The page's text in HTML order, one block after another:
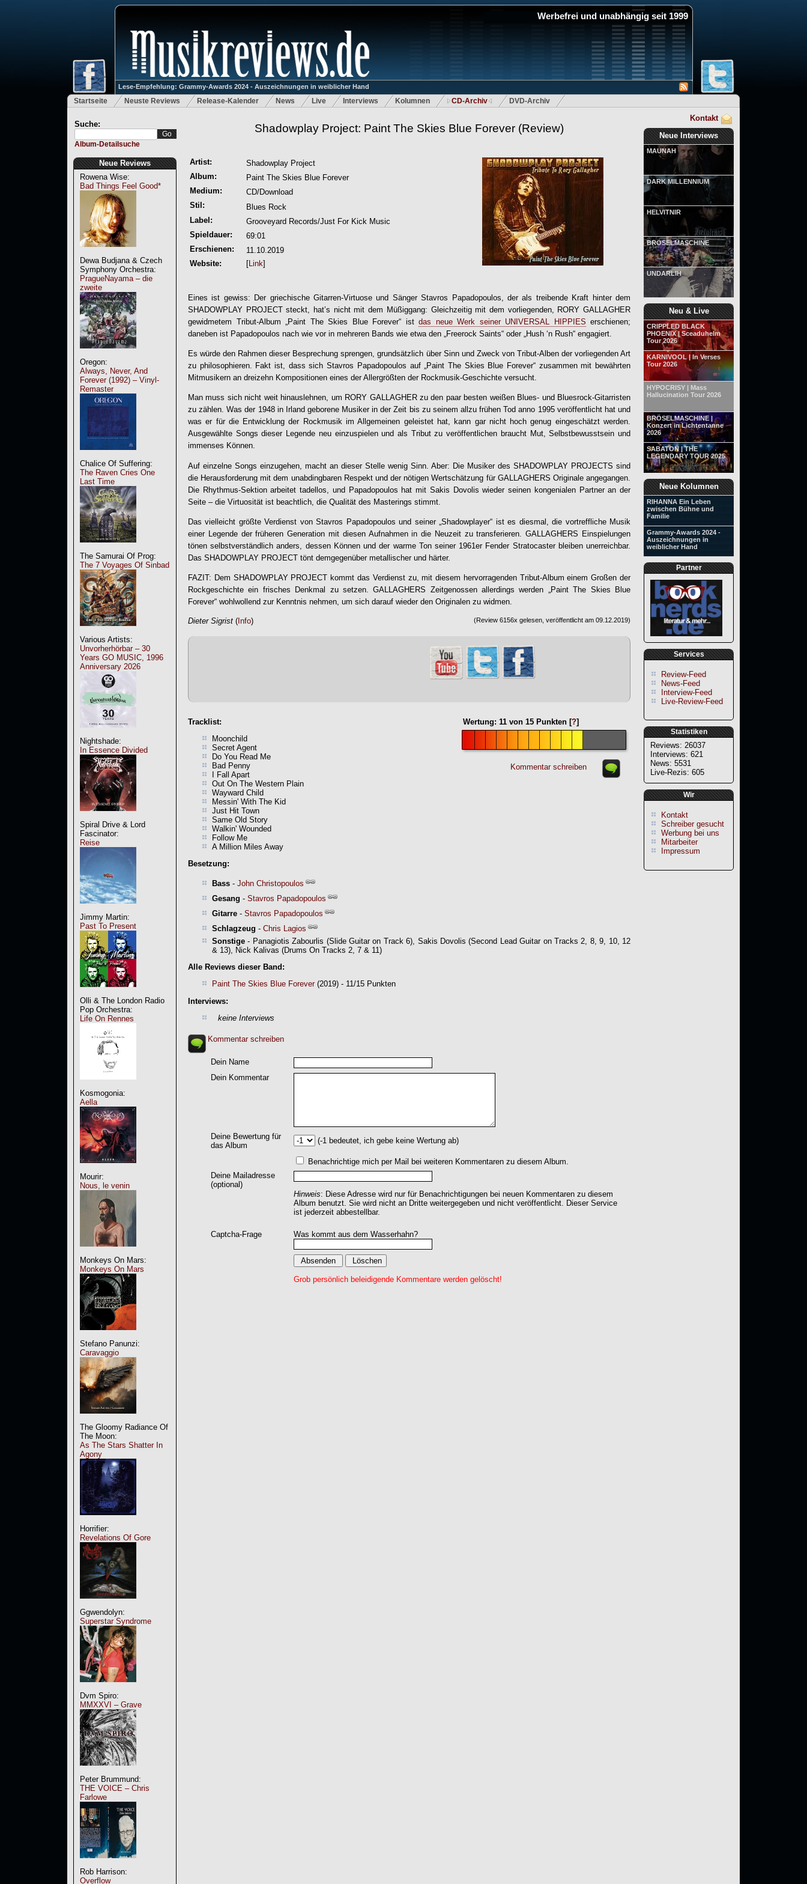
Werbefrei und unabhängig seit 1999
Lese-Empfehlung: Grammy-Awards 2024 - Auszeichnungen in weiblicher Hand
Startseite Neuste Reviews Release-Kalender News Live Interviews Kolumnen CD-Archiv DVD-Archiv
Suche:
Album-Detailsuche
Neue Reviews
Rowena Wise:
Bad Things Feel Good*
Dewa Budjana & Czech
Symphony Orchestra:
PragueNayama – die
zweite
Oregon:
Always, Never, And
Forever (1992) – Vinyl-
Remaster
Chalice Of Suffering:
The Raven Cries One
Last Time
The Samurai Of Prog:
The 7 Voyages Of Sinbad
Various Artists:
Unvorherhörbar – 30
Years GO MUSIC, 1996
Anniversary 2026
Nightshade:
In Essence Divided
Spiral Drive & Lord
Fascinator:
Reise
Jimmy Martin:
Past To Present
Olli & The London Radio
Pop Orchestra:
Life On Rennes
Kosmogonia:
Aella
Mourir:
Nous, le venin
Monkeys On Mars:
Monkeys On Mars
Stefano Panunzi:
Caravaggio
The Gloomy Radiance Of
The Moon:
As The Stars Shatter In
Agony
Horrifier:
Revelations Of Gore
Ggwendolyn:
Superstar Syndrome
Dvm Spiro:
MMXXVI – Grave
Peter Brummund:
THE VOICE – Chris
Farlowe
Rob Harrison:
Overflow
Kontakt
Neue Interviews
MAUNAH
DARK MILLENNIUM
HELVITNIR
BRÖSELMASCHINE
UNDARLIH
Neu & Live
CRIPPLED BLACK
PHOENIX | Sceaduhelm
Tour 2026
KARNIVOOL | In Verses
Tour 2026
HYPOCRISY | Mass
Hallucination Tour 2026
BRÖSELMASCHINE |
Konzert in Lichtentanne
2026
SABATON | THE
LEGENDARY TOUR 2025
Neue Kolumnen
RIHANNA Ein Leben
zwischen Bühne und
Familie
Grammy-Awards 2024 -
Auszeichnungen in
weiblicher Hand
Partner
Services
Review-Feed
News-Feed
Interview-Feed
Live-Review-Feed
Statistiken
Reviews: 26037
Interviews: 621
News: 5531
Live-Rezis: 605
Wir
Kontakt
Schreiber gesucht
Werbung bei uns
Mitarbeiter
Impressum
Shadowplay Project: Paint The Skies Blue Forever (Review)
Artist:
Shadowplay Project
Album:
Paint The Skies Blue Forever
Medium:
CD/Download
Stil:
Blues Rock
Label:
Grooveyard Records/Just For Kick Music
Spieldauer:
69:01
Erschienen:
11.10.2019
Website:
[Link]
Eines ist gewiss: Der griechische Gitarren-Virtuose und Sänger Stavros Papadopoulos, der als treibende Kraft hinter dem
SHADOWPLAY PROJECTsteckt, hat’s nicht mit dem Müßiggang: Gleichzeitig mit dem vorliegenden, RORY GALLAGHER
gewidmetem Tribut-Album „ Paint The Skies Blue Forever“ ist das neue Werk seiner UNIVERSAL HIPPIES erschienen;
daneben ist Papadopoulos nach wie vor in mehreren Bands wie etwa den „Freerock Saints“ oder „Hush ‘n Rush“ engagiert.
Es würde den Rahmen dieser Besprechung sprengen, grundsätzlich über Sinn und Zweck von Tribut-Alben der vorliegenden Art
zu philosophieren. Fakt ist, dass sich Stavros Papadopoulos auf „
Paint The Skies Blue Forever“ zusammen mit bewährten
Mitmusikern an dreizehn Kompositionen eines der Allergrößten der Rockmusik-Geschichte versucht.
Man muss sich nicht weit hinauslehnen, um RORY GALLAGHER zu den paar besten weißen Blues- und Bluesrock-Gitarristen
zu zählen. Was der 1948 in Irland geborene Musiker in der Zeit bis zu seinem allzu frühen Tod anno 1995 veröffentlicht hat und
was er für die Entwicklung der Rockmusik im Allgemeinen geleistet hat, kann gar nicht hoch genug eingeschätzt werden.
Ausgewählte Songs dieser Legende neu einzuspielen und als Tribut zu veröffentlichen braucht Mut, Selbstbewusstsein und
immenses Können.
Auf einzelne Songs einzugehen, macht an dieser Stelle wenig Sinn. Aber: Die Musiker des SHADOWPLAY PROJECTS sind
die Herausforderung mit dem unabdingbaren Respekt und der nötigen Wertschätzung für GALLAGHERS Originale angegangen.
Die Rhythmus-Sektion arbeitet tadellos, und Papadopoulos hat mit Sakis Dovolis wieder seinen kongenialen Partner an der
Seite – die Virtuosität ist beachtlich, die Qualität des Masterings stimmt.
Das vielleicht größte Verdienst von Stavros Papadopoulos und seiner „Shadowplayer“ ist es diesmal, die vortreffliche Musik
einer Legende der früheren Generation mit diesen Aufnahmen in die Neuzeit zu transferieren. GALLAGHERS Einspielungen
tönen selbstverständlich anders, dessen Können und der warme Ton seiner 1961er Fender Stratocaster bleiben unerreichbar.
Das SHADOWPLAY PROJECT tönt demgegenüber metallischer und härter.
FAZIT: Dem SHADOWPLAY PROJECT kommt das Verdienst zu, mit diesem hervorragenden Tribut-Album einem Großen der
Rockgeschichte ein frisches Denkmal zu setzen. GALLAGHERS Zeitgenossen allerdings werden „Paint The Skies Blue
Forever“ wohlwollend zur Kenntnis nehmen, um sich darauf wieder den Originalen zu widmen.
Dieter Sigrist (Info) (Review 6156x gelesen, veröffentlicht am 09.12.2019)
Wertung: 11 von 15 Punkten [?]
Kommentar schreiben
Tracklist:
Moonchild
Secret Agent
Do You Read Me
Bad Penny
I Fall Apart
Out On The Western Plain
Wayward Child
Messin' With The Kid
Just Hit Town
Same Old Story
Walkin' Wounded
Follow Me
A Million Miles Away
Besetzung:
Bass - John Christopoulos
Gesang - Stavros Papadopoulos
Gitarre - Stavros Papadopoulos
Schlagzeug - Chris Lagios
Sonstige - Panagiotis Zabourlis (Slide Guitar on Track 6), Sakis Dovolis (Second Lead Guitar on Tracks 2, 8, 9, 10, 12
& 13), Nick Kalivas (Drums On Tracks 2, 7 & 11)
Alle Reviews dieser Band:
Paint The Skies Blue Forever(2019) - 11/15 Punkten
Interviews:
keine Interviews
Kommentar schreiben
Dein Name
Dein Kommentar
Deine Bewertung für
das Album
(-1 bedeutet, ich gebe keine Wertung ab)
Benachrichtige mich per Mail bei weiteren Kommentaren zu diesem Album.
Deine Mailadresse
(optional)
Hinweis: Diese Adresse wird nur für Benachrichtigungen bei neuen Kommentaren zu diesem
Album benutzt. Sie wird nicht an Dritte weitergegeben und nicht veröffentlicht. Dieser Service
ist jederzeit abbestellbar.
Captcha-Frage Was kommt aus dem Wasserhahn?
Grob persönlich beleidigende Kommentare werden gelöscht!